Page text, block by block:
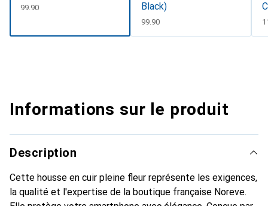
CHF
99.90
Black)
CHF
99.90
Informations sur le produit
Description
Cette housse en cuir pleine fleur représente les exigences,
la qualité et l'expertise de la boutique française Noreve.